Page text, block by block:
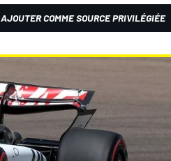
AJOUTER COMME SOURCE PRIVILÉGIÉE